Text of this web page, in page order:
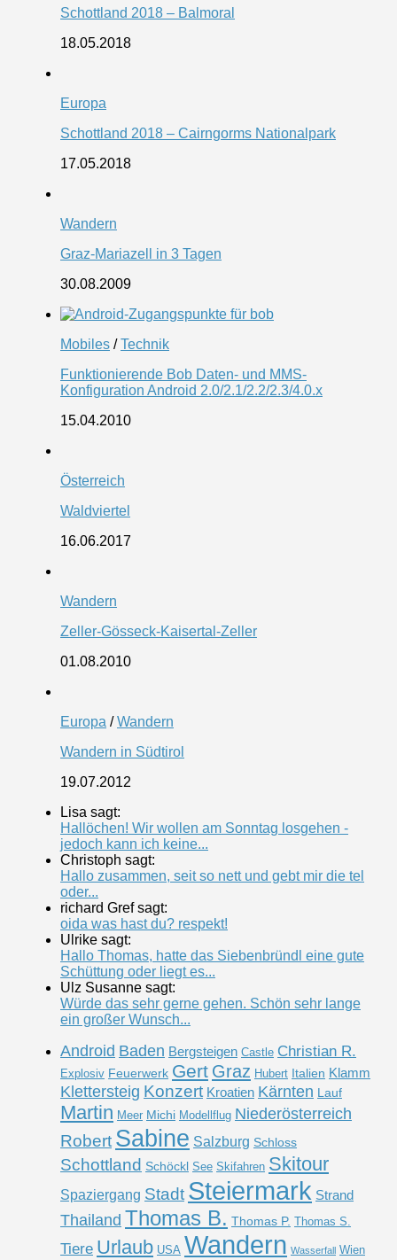
Schottland 2018 – Balmoral
18.05.2018
Europa
Schottland 2018 – Cairngorms Nationalpark
17.05.2018
Wandern
Graz-Mariazell in 3 Tagen
30.08.2009
Mobiles /Technik
Funktionierende Bob Daten- und MMS-
Konfiguration Android 2.0/2.1/2.2/2.3/4.0.x
15.04.2010
Österreich
Waldviertel
16.06.2017
Wandern
Zeller-Gösseck-Kaisertal-Zeller
01.08.2010
Europa /Wandern
Wandern in Südtirol
19.07.2012
Lisa sagt:
Hallöchen! Wir wollen am Sonntag losgehen -
jedoch kann ich keine...
Christoph sagt:
Hallo zusammen, seit so nett und gebt mir die tel
oder...
richard Gref sagt:
oida was hast du? respekt!
Ulrike sagt:
Hallo Thomas, hatte das Siebenbründl eine gute
Schüttung oder liegt es...
Ulz Susanne sagt:
Würde das sehr gerne gehen. Schön sehr lange
ein großer Wunsch...
Android Baden Bergsteigen Castle Christian R.
Explosiv Feuerwerk Gert Graz Hubert Italien Klamm
Klettersteig Konzert Kroatien Kärnten Lauf
Martin Meer Michi Modellflug Niederösterreich
Robert Sabine Salzburg Schloss
Schottland Schöckl See Skifahren Skitour
Spaziergang Stadt Steiermark Strand
Thailand Thomas B. Thomas P. Thomas S.
Tiere Urlaub USA Wandern Wasserfall Wien